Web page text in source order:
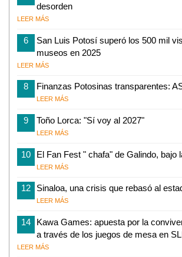
desorden
LEER MÁS
6
San Luis Potosí superó los 500 mil
museos en 2025
LEER MÁS
8 Finanzas Potosinas transparentes:
LEER MÁS
9 Toño Lorca: "Sí voy al 2027"
LEER MÁS
10 El Fan Fest " chafa" de Galindo, bajo
LEER MÁS
12 Sinaloa, una crisis que rebasó al
LEER MÁS
14
Kawa Games: apuesta por la
a través de los juegos de mesa en
LEER MÁS